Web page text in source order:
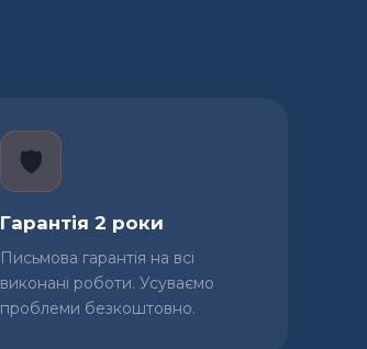
🛡️
Гарантія 2 роки
Письмова гарантія на всі
виконані роботи. Усуваємо
проблеми безкоштовно.